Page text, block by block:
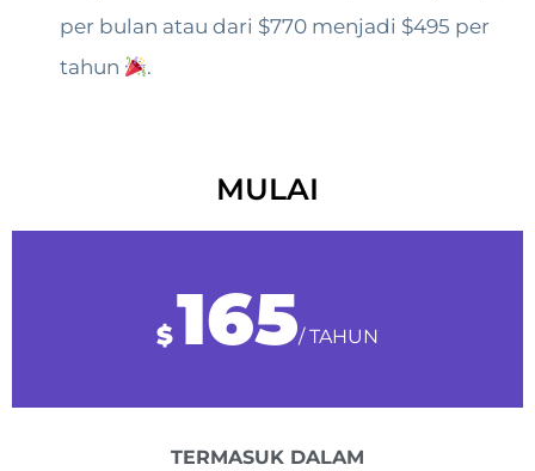
per bulan atau dari $770 menjadi $495 per
tahun
.
MULAI
$165/ TAHUN
TERMASUK DALAM